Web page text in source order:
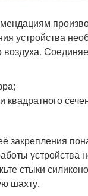
устройства
воздуха.
квадратного
закрепления
устройства
стыки
шахту.